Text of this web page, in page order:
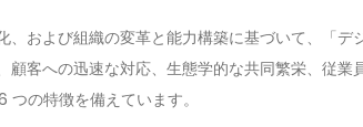
および組織の変革と能力構築に基づいて、「
客への迅速な対応、生態学的な共同繁栄、従
の特徴を備えています。